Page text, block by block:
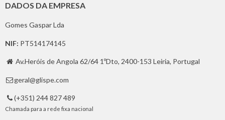
DADOS DA EMPRESA
Gomes Gaspar Lda
NIF: PT514174145
 Av.Heróis de Angola 62/64 1ºDto, 2400-153 Leiria, Portugal
 geral@glispe.com
 (+351) 244 827 489
Chamada para a rede fixa nacional